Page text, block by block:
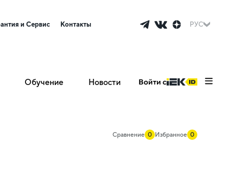
и Сервис Контакты РУС
Обучение Новости Войти с
Сравнение 0 Избранное 0